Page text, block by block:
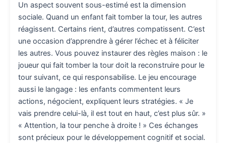
Un aspect souvent sous-estimé est la dimension
sociale. Quand un enfant fait tomber la tour, les autres
réagissent. Certains rient, d’autres compatissent. C’est
une occasion d’apprendre à gérer l’échec et à féliciter
les autres. Vous pouvez instaurer des règles maison : le
joueur qui fait tomber la tour doit la reconstruire pour le
tour suivant, ce qui responsabilise. Le jeu encourage
aussi le langage : les enfants commentent leurs
actions, négocient, expliquent leurs stratégies. « Je
vais prendre celui-là, il est tout en haut, c’est plus sûr. »
« Attention, la tour penche à droite ! » Ces échanges
sont précieux pour le développement cognitif et social.